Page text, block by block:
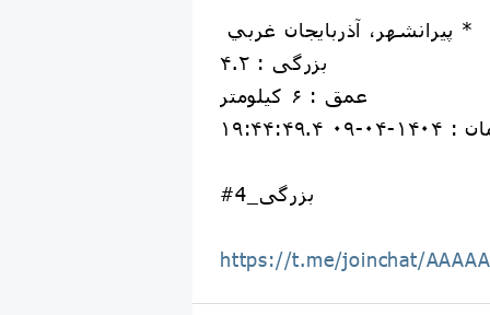
پيرانشهر، آذربايجان غربي *
بزرگی : ۴.۲
عمق : ۶ کیلومتر
۰۴-۰۹ ۱۹:۴۴:۴۹.۴
#بزرگی_4
https://t.me/joinchat/